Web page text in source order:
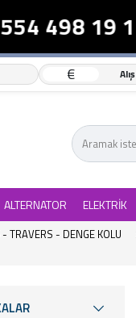
19 17
€ Alış
ALTERNATOR ELEKTRİK
TRAVERS - DENGE KOLU